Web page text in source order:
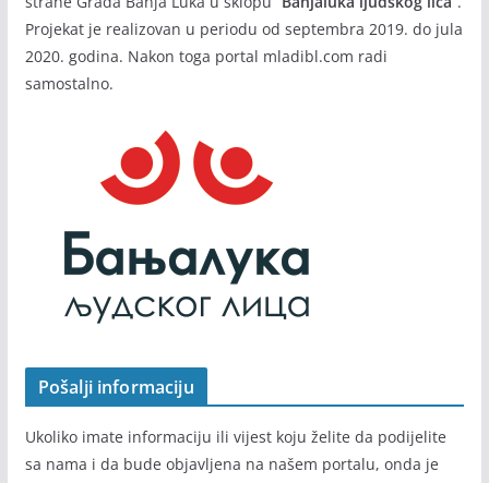
Projekat je realizovan u periodu od septembra 2019. do jula
2020. godina. Nakon toga portal mladibl.com radi
samostalno.
Pošalji informaciju
Ukoliko imate informaciju ili vijest koju želite da podijelite
sa nama i da bude objavljena na našem portalu, onda je